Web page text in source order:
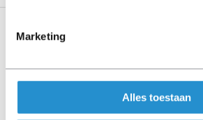
Marketing
Alles toestaan
Specificaties